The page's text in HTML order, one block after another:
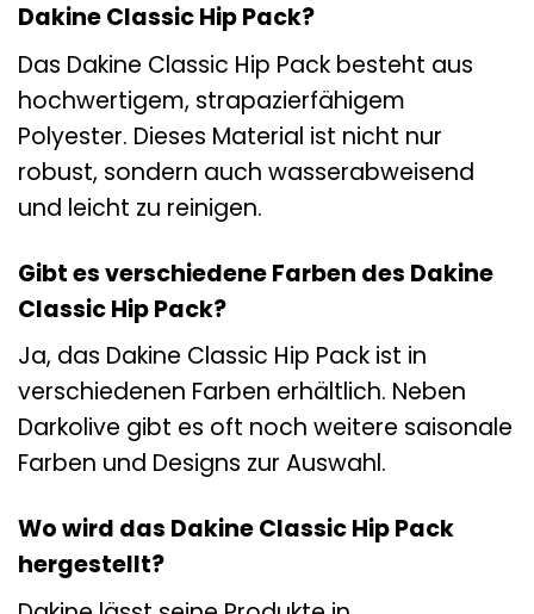
Dakine Classic Hip Pack?
Das Dakine Classic Hip Pack besteht aus
hochwertigem, strapazierfähigem
Polyester. Dieses Material ist nicht nur
robust, sondern auch wasserabweisend
und leicht zu reinigen.
Gibt es verschiedene Farben des Dakine
Classic Hip Pack?
Ja, das Dakine Classic Hip Pack ist in
verschiedenen Farben erhältlich. Neben
Darkolive gibt es oft noch weitere saisonale
Farben und Designs zur Auswahl.
Wo wird das Dakine Classic Hip Pack
hergestellt?